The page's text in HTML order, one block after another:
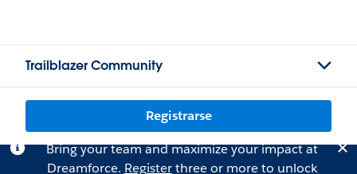
Trailblazer Community
Registrarse
Bring your team and maximize your impact at
Dreamforce. Registerthree or more to unlock